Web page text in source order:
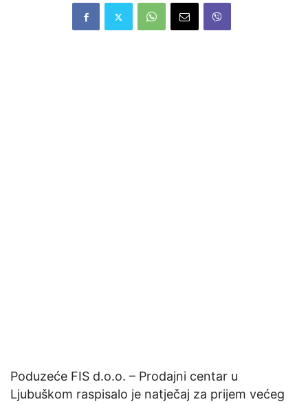
Poduzeće FIS d.o.o. – Prodajni centar u
Ljubuškom raspisalo je natječaj za prijem većeg